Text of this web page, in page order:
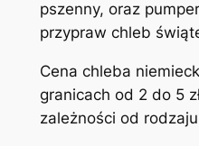
pszenny, oraz
przypraw chleb
Cena chleba
granicach od 2 do 5
zależności od